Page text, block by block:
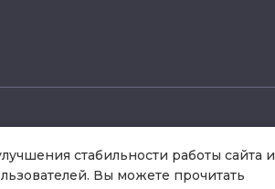
504 34 61
стабильности работы сайта и
Вы можете прочитать